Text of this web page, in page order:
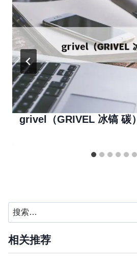
grivel（GRIVEL 冰镐 碳）
搜
索：
相关推荐